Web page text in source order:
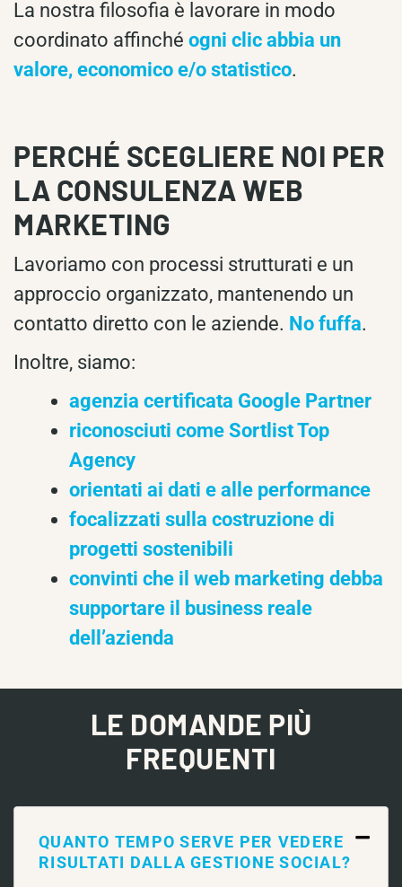
La nostra filosofia è lavorare in modo
coordinato affinché ogni clic abbia un
valore, economico e/o statistico.
PERCHÉ SCEGLIERE NOI PER
LA CONSULENZA WEB
MARKETING
Lavoriamo con processi strutturati e un
approccio organizzato, mantenendo un
contatto diretto con le aziende. No fuffa.
Inoltre, siamo:
agenzia certificata Google Partner
riconosciuti come Sortlist Top
Agency
orientati ai dati e alle performance
focalizzati sulla costruzione di
progetti sostenibili
convinti che il web marketing debba
supportare il business reale
dell’azienda
LE DOMANDE PIÙ
FREQUENTI
QUANTO TEMPO SERVE PER VEDERE
RISULTATI DALLA GESTIONE SOCIAL?